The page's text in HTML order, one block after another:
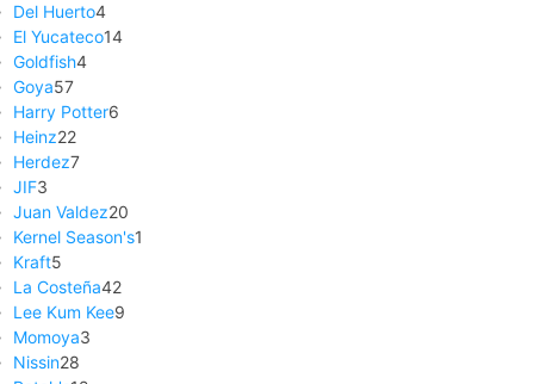
Del Huerto4
El Yucateco14
Goldfish4
Goya57
Harry Potter6
Heinz22
Herdez7
JIF3
Juan Valdez20
Kernel Season's1
Kraft5
La Costeña42
Lee Kum Kee9
Momoya3
Nissin28